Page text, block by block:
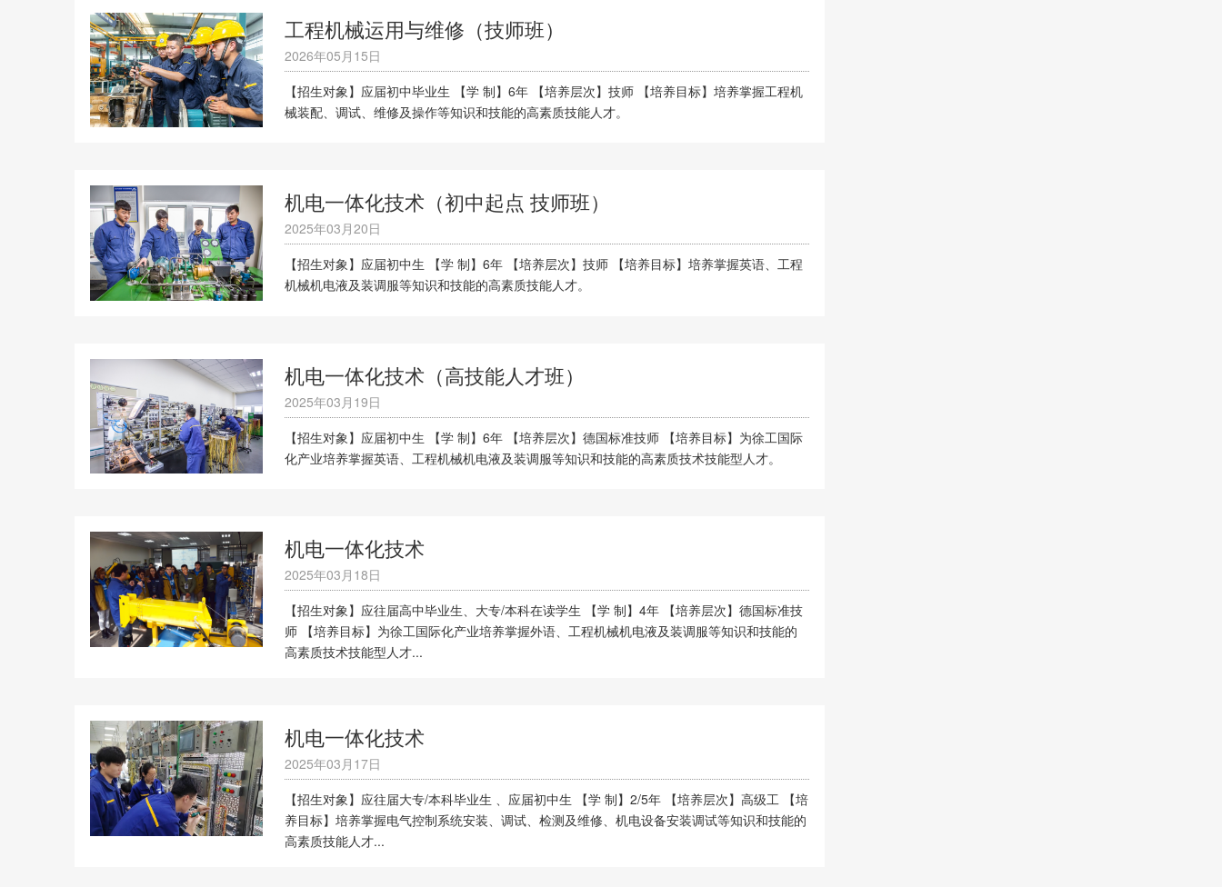
工程机械运用与维修（技师班）
2026年05月15日
【招生对象】应届初中毕业生 【学 制】6年 【培养层次】技师 【培养目标】培养掌握工程机
械装配、调试、维修及操作等知识和技能的高素质技能人才。
机电一体化技术（初中起点 技师班）
2025年03月20日
【招生对象】应届初中生 【学 制】6年 【培养层次】技师 【培养目标】培养掌握英语、工程
机械机电液及装调服等知识和技能的高素质技能人才。
机电一体化技术（高技能人才班）
2025年03月19日
【招生对象】应届初中生 【学 制】6年 【培养层次】德国标准技师 【培养目标】为徐工国际
化产业培养掌握英语、工程机械机电液及装调服等知识和技能的高素质技术技能型人才。
机电一体化技术
2025年03月18日
【招生对象】应往届高中毕业生、大专/本科在读学生 【学 制】4年 【培养层次】德国标准技
师 【培养目标】为徐工国际化产业培养掌握外语、工程机械机电液及装调服等知识和技能的
高素质技术技能型人才...
机电一体化技术
2025年03月17日
【招生对象】应往届大专/本科毕业生 、应届初中生 【学 制】2/5年 【培养层次】高级工 【培
养目标】培养掌握电气控制系统安装、调试、检测及维修、机电设备安装调试等知识和技能的
高素质技能人才...